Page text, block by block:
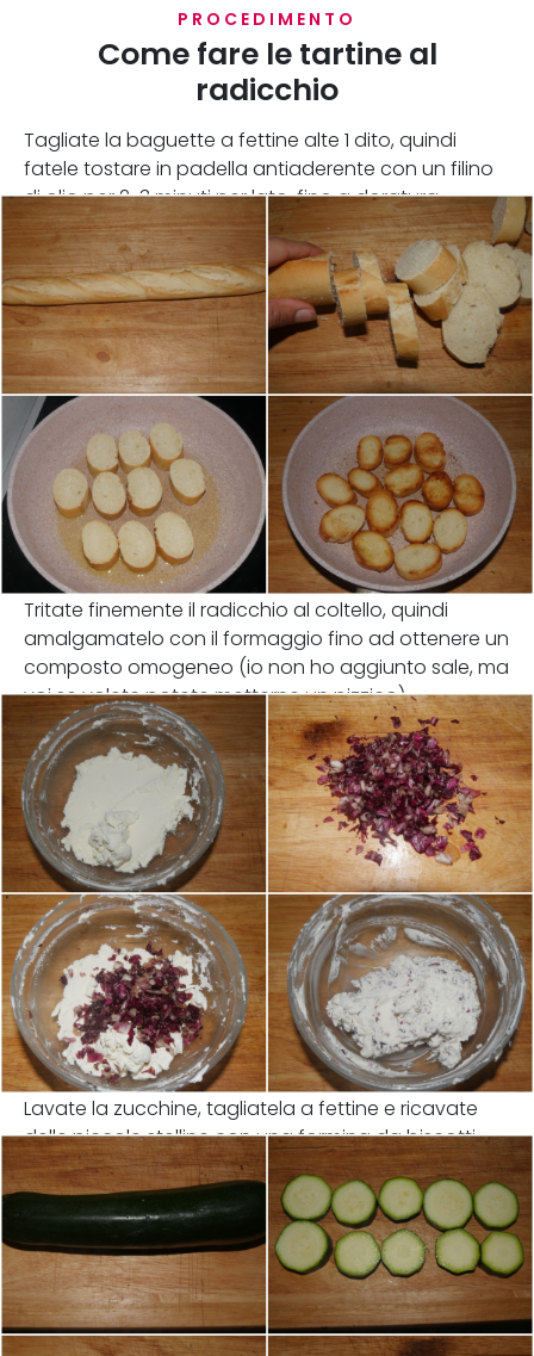
PROCEDIMENTO
Come fare le tartine al
radicchio
Tagliate la baguette a fettine alte 1 dito, quindi
fatele tostare in padella antiaderente con un filino
di olio per 2-3 minuti per lato, fino a doratura.
Tritate finemente il radicchio al coltello, quindi
amalgamatelo con il formaggio fino ad ottenere un
composto omogeneo (io non ho aggiunto sale, ma
voi se volete potete metterne un pizzico).
Lavate la zucchine, tagliatela a fettine e ricavate
delle piccole stelline con una formina da biscotti.